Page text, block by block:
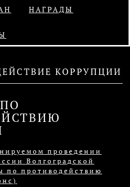
НАГРАДЫ
КОРРУПЦИИ
проведении
Волгоградской
по противодействию